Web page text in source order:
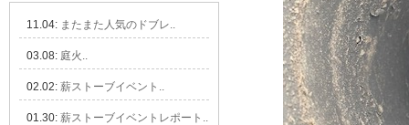
11.04: またまた人気のドブレ..
03.08: 庭火..
02.02: 薪ストーブイベント..
01.30: 薪ストーブイベントレポート..